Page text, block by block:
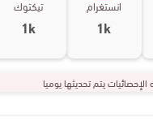
انستغرام
1k
تيكتوك
1k
يتم تحديثها يوميا